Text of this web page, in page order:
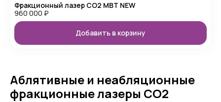
Фракционный лазер CO2 MBT NEW
960 000 ₽
Добавить в корзину
Аблятивные и неабляционные
фракционные лазеры CO2